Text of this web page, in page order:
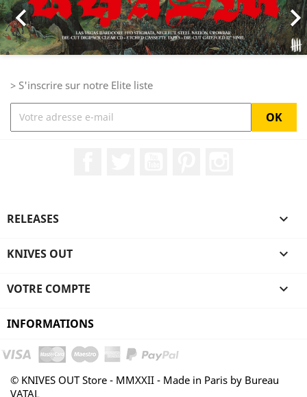

> S'inscrire sur notre Elite liste
RELEASES 
KNIVES OUT 
VOTRE COMPTE 
INFORMATIONS
© KNIVES OUT Store - MMXXII - Made in Paris by Bureau
VATAL